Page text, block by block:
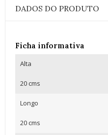
DADOS DO PRODUTO
Ficha informativa
Alta
20 cms
Longo
20 cms